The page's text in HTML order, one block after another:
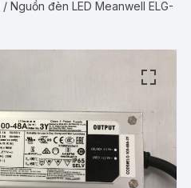
/ Nguồn đèn LED Meanwell ELG-